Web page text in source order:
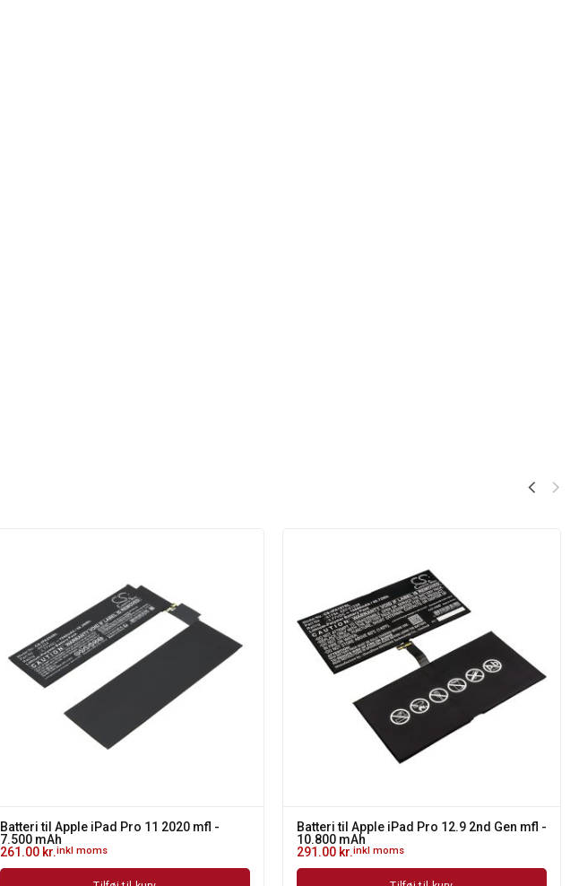
Batteri til Apple iPad Pro 11 2020 mfl -
7.500 mAh
261.00 kr.inkl moms
Batteri til Apple iPad Pro 12.9 2nd Gen mfl -
10.800 mAh
291.00 kr.inkl moms